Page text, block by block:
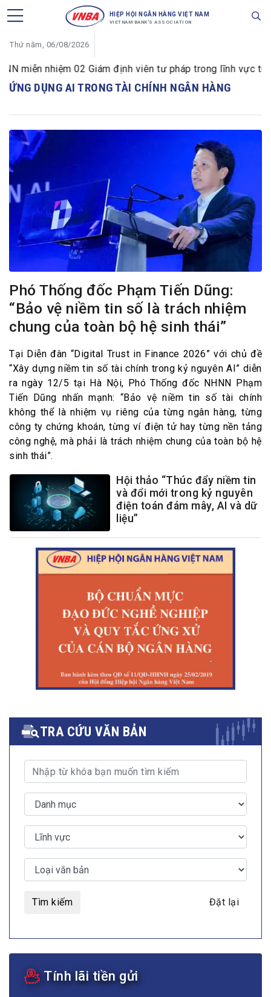
HIỆP HỘI NGÂN HÀNG VIỆT NAM
VIETNAM BANK'S ASSOCIATION
Thứ năm, 06/08/2026
miễn nhiệm 02 Giám định viên tư pháp trong lĩnh vực tiền
ỨNG DỤNG AI TRONG TÀI CHÍNH NGÂN HÀNG
Phó Thống đốc Phạm Tiến Dũng:
“Bảo vệ niềm tin số là trách nhiệm
chung của toàn bộ hệ sinh thái”
Tại Diễn đàn “Digital Trust in Finance 2026” với chủ đề
“Xây dựng niềm tin số tài chính trong kỷ nguyên AI” diễn
ra ngày 12/5 tại Hà Nội, Phó Thống đốc NHNN Phạm
Tiến Dũng nhấn mạnh: “Bảo vệ niềm tin số tài chính
không thể là nhiệm vụ riêng của từng ngân hàng, từng
công ty chứng khoán, từng ví điện tử hay từng nền tảng
công nghệ, mà phải là trách nhiệm chung của toàn bộ hệ
sinh thái”.
Hội thảo “Thúc đẩy niềm tin
và đổi mới trong kỷ nguyên
điện toán đám mây, AI và dữ
liệu”
TRA CỨU VĂN BẢN
Tìm kiếm Đặt lại
Tính lãi tiền gửi